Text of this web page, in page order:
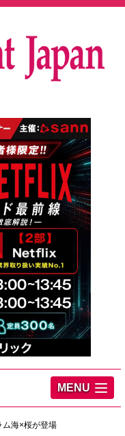
MENU
ム海×桜が登場